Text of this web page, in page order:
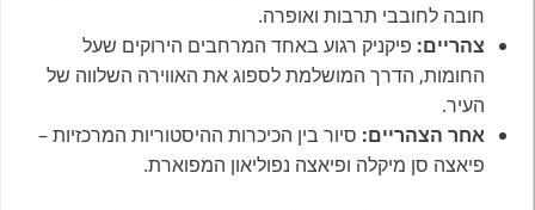
חובה לחובבי תרבות ואופרה.
צהריים: פיקניק רגוע באחד המרחבים הירוקים שעל
החומות, הדרך המושלמת לספוג את האווירה השלווה של
העיר.
אחר הצהריים: סיור בין הכיכרות ההיסטוריות המרכזיות –
פיאצה סן מיקלה ופיאצה נפוליאון המפוארת.